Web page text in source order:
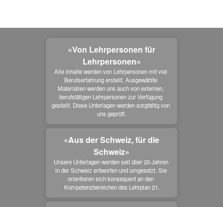
«Von Lehrpersonen für
Lehrpersonen»
Alle Inhalte werden von Lehrpersonen mit viel
Berufserfahrung erstellt. Ausgewählte
Materialien werden uns auch von externen,
berufstätigen Lehrpersonen zur Verfügung
gestellt. Diese Unterlagen werden sorgfältig von
uns geprüft.
«Aus der Schweiz, für die
Schweiz»
Unsere Unterlagen werden seit über 20 Jahren
in der Schweiz entworfen und umgesetzt. Sie
orientieren sich konsequent an den
Kompetenzbereichen des Lehrplan 21.